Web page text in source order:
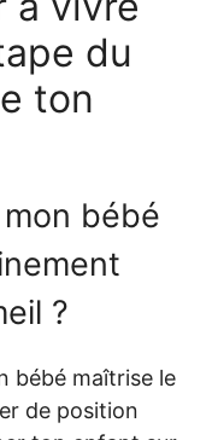
du
ton
bébé
?
bébé maîtrise le
de position